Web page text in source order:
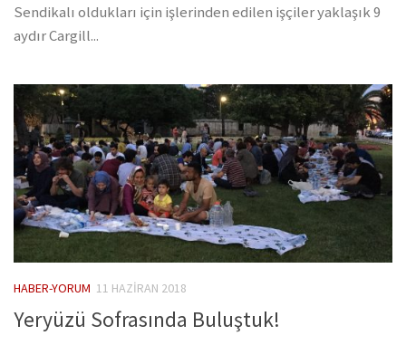
Sendikalı oldukları için işlerinden edilen işçiler yaklaşık 9
aydır Cargill...
HABER-YORUM 11 HAZIRAN 2018
Yeryüzü Sofrasında Buluştuk!